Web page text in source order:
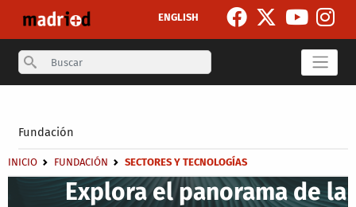
ENGLISH
Search
Fundación
Sobrescribir enlaces de ayuda a la navegación
INICIO FUNDACIÓN SECTORES Y TECNOLOGÍAS
Explora el panorama de la